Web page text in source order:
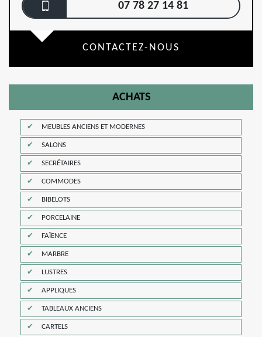
07 78 27 14 81
CONTACTEZ-NOUS
ACHATS
MEUBLES ANCIENS ET MODERNES
SALONS
SECRÉTAIRES
COMMODES
BIBELOTS
PORCELAINE
FAÏENCE
MARBRE
LUSTRES
APPLIQUES
TABLEAUX ANCIENS
CARTELS